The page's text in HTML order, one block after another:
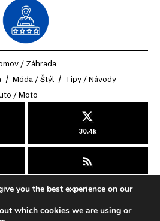
/ Záhrada
Móda / Štýl
Tipy / Návody
/ Moto
30.4k
4.03M
you the best experience on our
which cookies we are using or